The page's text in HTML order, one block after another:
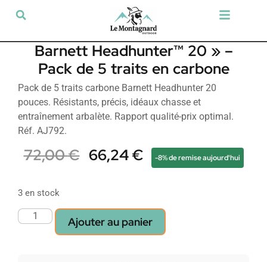
Barnett Headhunter™ 20 » –
Pack de 5 traits en carbone
Pack de 5 traits carbone Barnett Headhunter 20
pouces. Résistants, précis, idéaux chasse et
entraînement arbalète. Rapport qualité-prix optimal.
Réf. AJ792.
72,00€ 66,24€ -8% de remise aujourd'hui
3 en stock
Ajouter au panier